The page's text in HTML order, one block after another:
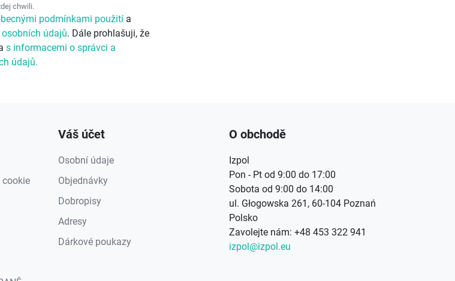
chwili.
podmínkami použití a
údajů. Dále prohlašuji, že
s informacemi o správci a
údajů.
Váš účet
Osobní údaje
Objednávky
Dobropisy
Adresy
Dárkové poukazy
O obchodě
Izpol
Pon - Pt od 9:00 do 17:00
Sobota od 9:00 do 14:00
ul. Głogowska 261, 60-104 Poznań
Polsko
Zavolejte nám: +48 453 322 941
izpol@izpol.eu